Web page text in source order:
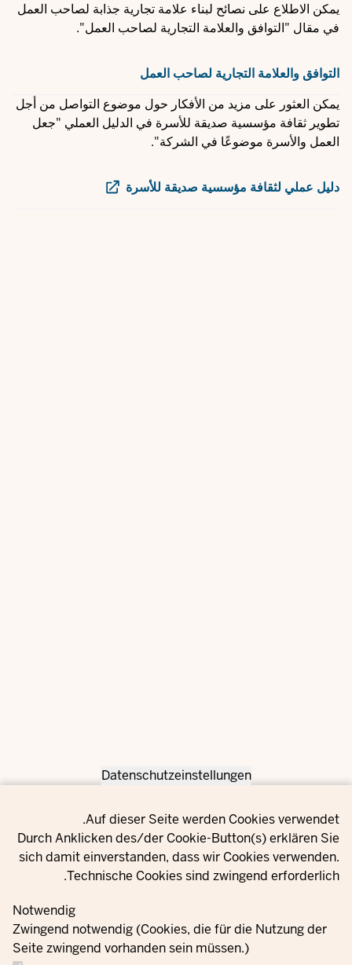
Privacy settings
Datenschutzeinstellungen
Auf dieser Seite werden Cookies verwendet.
Durch Anklicken des/der Cookie-Button(s) erklären Sie
sich damit einverstanden, dass wir Cookies verwenden.
Technische Cookies sind zwingend erforderlich.
Notwendig
Zwingend notwendig (Cookies, die für die Nutzung der
Seite zwingend vorhanden sein müssen.)
يمكن الاطلاع على نصائح لبناء علامة تجارية جذابة لصاحب العمل
في مقال "التوافق والعلامة التجارية لصاحب العمل".
التوافق والعلامة التجارية لصاحب العمل
يمكن العثور على مزيد من الأفكار حول موضوع التواصل من أجل
تطوير ثقافة مؤسسية صديقة للأسرة في الدليل العملي "جعل
العمل والأسرة موضوعًا في الشركة".
دليل عملي لثقافة مؤسسية صديقة للأسرة